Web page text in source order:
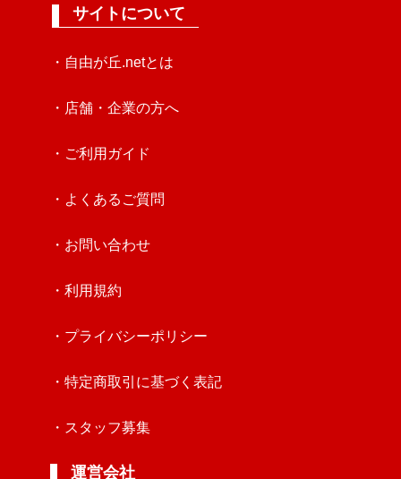
サイトについて
・自由が丘.netとは
・店舗・企業の方へ
・ご利用ガイド
・よくあるご質問
・お問い合わせ
・利用規約
・プライバシーポリシー
・特定商取引に基づく表記
・スタッフ募集
運営会社